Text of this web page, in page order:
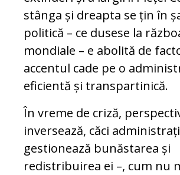
stânga și dreapta se țin în
politică – ce dusese la
mondiale – e abolită de
accentul cade pe o
eficientă și transpartinică.
În vreme de criză,
inversează, căci
gestionează bunăstarea și
redistribuirea ei –, cum nu